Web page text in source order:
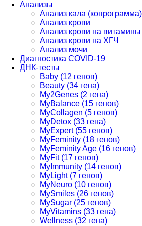
Анализы
Анализ кала (копрограмма)
Анализ крови
Анализ крови на витамины
Анализ крови на ХГЧ
Анализ мочи
Диагностика COVID-19
ДНК-тесты
Baby (12 генов)
Beauty (34 гена)
My2Genes (2 гена)
MyBalance (15 генов)
MyCollagen (5 генов)
MyDetox (33 гена)
MyExpert (55 генов)
MyFeminity (18 генов)
MyFeminity Age (16 генов)
MyFit (17 генов)
MyImmunity (14 генов)
MyLight (7 генов)
MyNeuro (10 генов)
MySmiles (26 генов)
MySugar (25 генов)
MyVitamins (33 гена)
Wellness (32 гена)